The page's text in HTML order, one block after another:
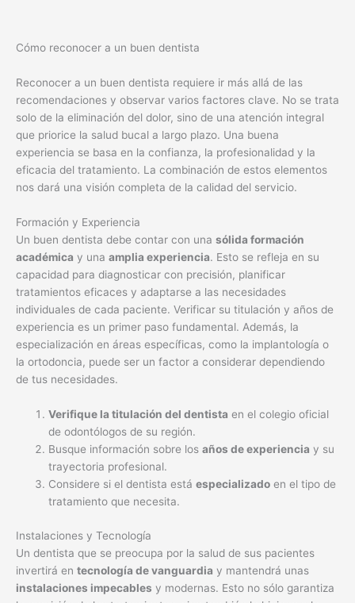
Cómo reconocer a un buen dentista
Reconocer a un buen dentista requiere ir más allá de las
recomendaciones y observar varios factores clave. No se trata
solo de la eliminación del dolor, sino de una atención integral
que priorice la salud bucal a largo plazo. Una buena
experiencia se basa en la confianza, la profesionalidad y la
eficacia del tratamiento. La combinación de estos elementos
nos dará una visión completa de la calidad del servicio.
Formación y Experiencia
Un buen dentista debe contar con una sólida formación
académica y una amplia experiencia. Esto se refleja en su
capacidad para diagnosticar con precisión, planificar
tratamientos eficaces y adaptarse a las necesidades
individuales de cada paciente. Verificar su titulación y años de
experiencia es un primer paso fundamental. Además, la
especialización en áreas específicas, como la implantología o
la ortodoncia, puede ser un factor a considerar dependiendo
de tus necesidades.
Verifique la titulación del dentista en el colegio oficial
de odontólogos de su región.
Busque información sobre losaños de experiencia y su
trayectoria profesional.
Considere si el dentista estáespecializado en el tipo de
tratamiento que necesita.
Instalaciones y Tecnología
Un dentista que se preocupa por la salud de sus pacientes
invertirá en tecnología de vanguardia y mantendrá unas
instalaciones impecables y modernas. Esto no sólo garantiza